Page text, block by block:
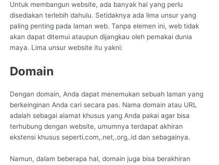
Untuk membangun website, ada banyak hal yang perlu
disediakan terlebih dahulu. Setidaknya ada lima unsur yang
paling penting pada laman web. Tanpa elemen ini, web tidak
akan dapat ditemui ataupun dijangkau oleh pemakai dunia
maya. Lima unsur website itu yakni:
Domain
Dengan domain, Anda dapat menemukan sebuah laman yang
berkeinginan Anda cari secara pas. Nama domain atau URL
adalah sebagai alamat khusus yang Anda pakai agar bisa
terhubung dengan website, umumnya terdapat akhiran
ekstensi khusus seperti.com,.net,.org,.id dan sebagainya.
Namun, dalam beberapa hal, domain juga bisa berakhiran